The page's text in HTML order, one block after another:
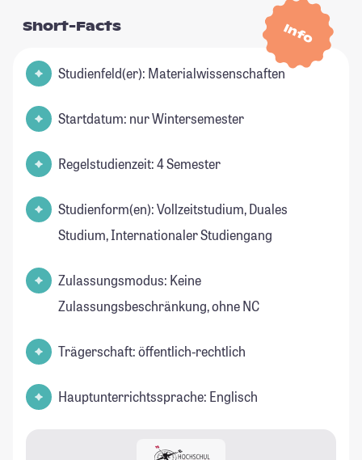
Info
Short-Facts
Studienfeld(er): Materialwissenschaften
Startdatum: nur Wintersemester
Regelstudienzeit: 4 Semester
Studienform(en): Vollzeitstudium, Duales
Studium, Internationaler Studiengang
Zulassungsmodus: Keine
Zulassungsbeschränkung, ohne NC
Trägerschaft: öffentlich-rechtlich
Hauptunterrichtssprache: Englisch